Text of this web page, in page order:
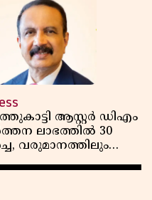
ആസ്റ്റർ ഡിഎം
ലാഭത്തിൽ 30
വരുമാനത്തിലും
പുറത്ത്